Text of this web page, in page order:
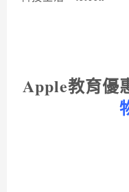
Apple教育優